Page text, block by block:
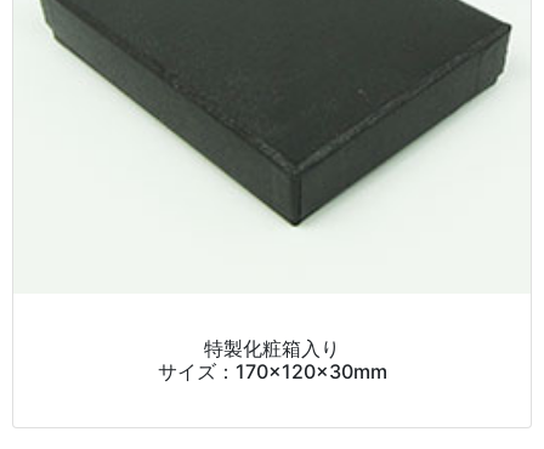
特製化粧箱入り
サイズ：170×120×30mm